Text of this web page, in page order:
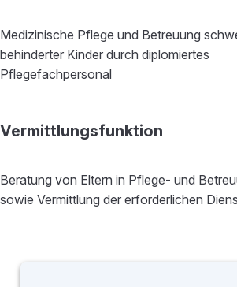
Medizinische Pflege und Betreuung
behinderter Kinder durch diplomiertes
Pflegefachpersonal
Vermittlungsfunktion
Beratung von Eltern in Pflege- und
sowie Vermittlung der erforderlichen